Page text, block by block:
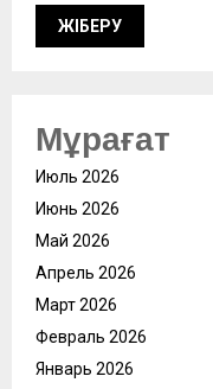
Мұрағат
Июль 2026
Июнь 2026
Май 2026
Апрель 2026
Март 2026
Февраль 2026
Январь 2026